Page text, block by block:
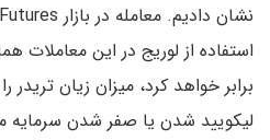
استفاده از لوریج در این معاملات
برابر خواهد کرد، میزان زیان تریدر
لیکویید شدن یا صفر شدن سرمایه